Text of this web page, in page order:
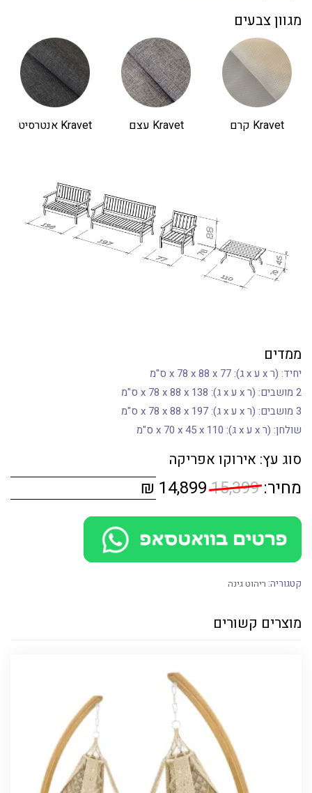
מגוון צבעים
Kravet קרם Kravet עצם Kravet אנטרסיט
ממדים
יחיד: (ר x ע x ג): 77 x 78 x 88 x ס"מ
2 מושבים: (ר x ע x ג): 138 x 78 x 88 x ס"מ
3 מושבים: (ר x ע x ג): 197 x 78 x 88 x ס"מ
שולחן: (ר x ע x ג): 110 x 70 x 45 x ס"מ
סוג עץ: אירוקו אפריקה
מחיר:15,399
14,899 ₪
קטגוריה: ריהוט גינה
מוצרים קשורים